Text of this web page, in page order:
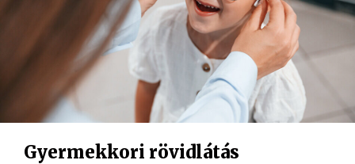
Gyermekkori rövidlátás